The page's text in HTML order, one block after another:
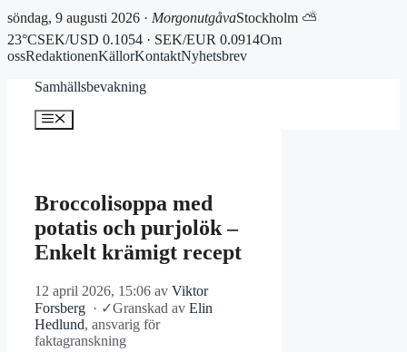
söndag, 9 augusti 2026 · MorgonutgåvaStockholm ⛅
23°CSEK/USD 0.1054 · SEK/EUR 0.0914Om
ossRedaktionenKällorKontaktNyhetsbrev
Samhällsbevakning
Meny
Broccolisoppa med
potatis och purjolök –
Enkelt krämigt recept
12 april 2026, 15:06 av Viktor
Forsberg · ✓Granskad av Elin
Hedlund, ansvarig för
faktagranskning